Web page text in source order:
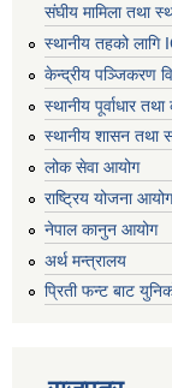
संघीय मामिला तथा
स्थानीय तहको लागि
केन्द्रीय पञ्जिकरण
स्थानीय पूर्वाधार
स्थानीय शासन तथा
लोक सेवा आयोग
राष्ट्रिय योजना आयोग
नेपाल कानुन आयोग
अर्थ मन्त्रालय
प्रिती फन्ट बाट